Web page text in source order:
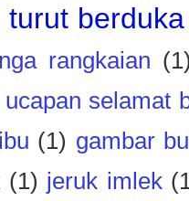
rangkaian
selamat
(1) gambar
(1) jeruk imlek